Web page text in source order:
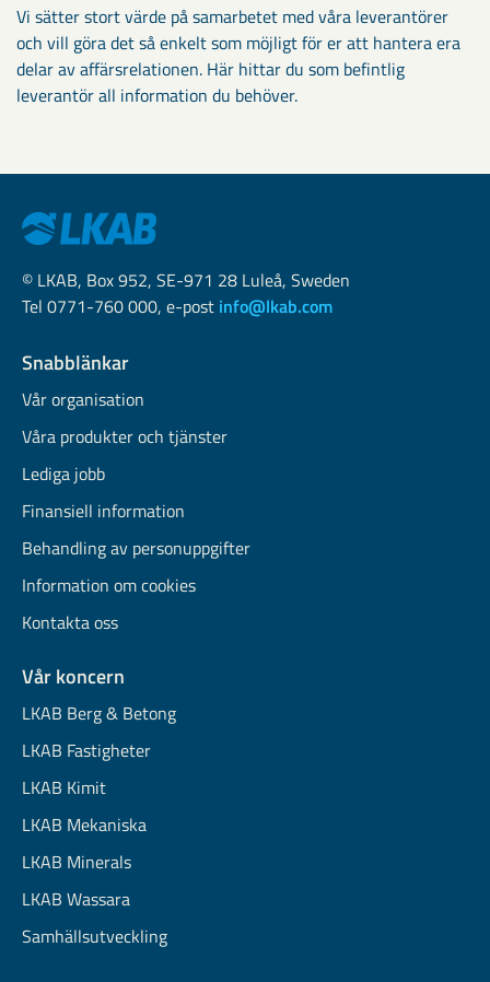
Vi sätter stort värde på samarbetet med våra leverantörer
och vill göra det så enkelt som möjligt för er att hantera era
delar av affärsrelationen. Här hittar du som befintlig
leverantör all information du behöver.
© LKAB, Box 952, SE-971 28 Luleå, Sweden
Tel 0771-760 000, e-post info@lkab.com
Snabblänkar
Vår organisation
Våra produkter och tjänster
Lediga jobb
Finansiell information
Behandling av personuppgifter
Information om cookies
Kontakta oss
Vår koncern
LKAB Berg & Betong
LKAB Fastigheter
LKAB Kimit
LKAB Mekaniska
LKAB Minerals
LKAB Wassara
Samhällsutveckling